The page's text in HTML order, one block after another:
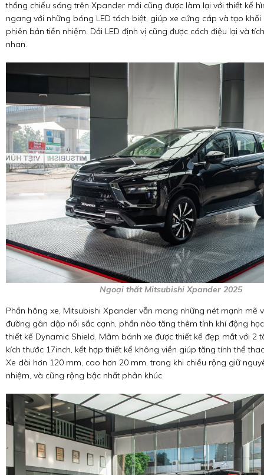
thống chiếu sáng trên Xpander mới cũng được làm lại với thiết kế
ngang với những bóng LED tách biệt, giúp xe cứng cáp và tạo khối
phiên bản tiền nhiệm. Dải LED định vị cũng được cách điệu lại và
nhan.
Ngoại thất Mitsubishi Xpander 2025
Phần hông xe, Mitsubishi Xpander vẫn mang những nét mạnh mẽ
đường gân dập nổi sắc cạnh, phần nào tăng thêm tính khí động
thiết kế Dynamic Shield. Mâm bánh xe được thiết kế đẹp mắt với 2
kích thước 17inch, kết hợp thiết kế không viền giúp tăng tính thể
Xe dài hơn 120 mm, cao hơn 20 mm, trong khi chiều rộng giữ
nhiệm, và cũng rộng bậc nhất phân khúc.